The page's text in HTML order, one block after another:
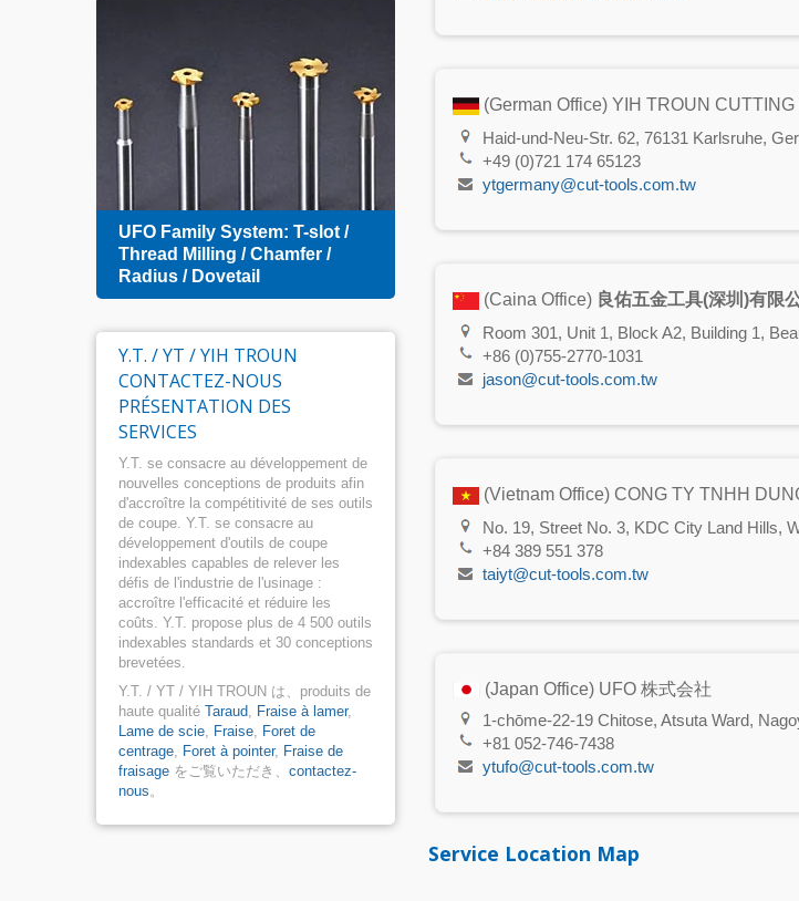
UFO Family System: T-slot /
Thread Milling / Chamfer /
Radius / Dovetail
Y.T. / YT / YIH TROUN
CONTACTEZ-NOUS
PRÉSENTATION DES
SERVICES
Y.T. se consacre au développement de
nouvelles conceptions de produits afin
d'accroître la compétitivité de ses outils
de coupe. Y.T. se consacre au
développement d'outils de coupe
indexables capables de relever les
défis de l'industrie de l'usinage :
accroître l'efficacité et réduire les
coûts. Y.T. propose plus de 4 500 outils
indexables standards et 30 conceptions
brevetées.
Y.T. / YT / YIH TROUN は、produits de
haute qualité Taraud, Fraise à lamer,
Lame de scie, Fraise, Foret de
centrage, Foret à pointer, Fraise de
fraisage をご覧いただき、 contactez-
nous。
(German Office) YIH TROUN CUTTING
Haid-und-Neu-Str. 62, 76131 Karlsruhe,
+49 (0)721 174 65123
ytgermany@cut-tools.com.tw
(Caina Office) 良佑五金工具(深圳)有限
Room 301, Unit 1, Block A2, Building 1,
+86 (0)755-2770-1031
jason@cut-tools.com.tw
(Vietnam Office) CONG TY TNHH
No. 19, Street No. 3, KDC City Land Hills,
+84 389 551 378
taiyt@cut-tools.com.tw
(Japan Office) UFO 株式会社
1-chōme-22-19 Chitose, Atsuta Ward,
+81 052-746-7438
ytufo@cut-tools.com.tw
Service Location Map